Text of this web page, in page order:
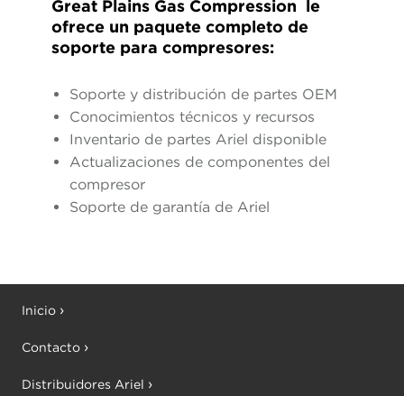
Great Plains Gas Compression le
ofrece un paquete completo de
soporte para compresores:
Soporte y distribución de partes OEM
Conocimientos técnicos y recursos
Inventario de partes Ariel disponible
Actualizaciones de componentes del
compresor
Soporte de garantía de Ariel
Inicio
Contacto
Distribuidores Ariel